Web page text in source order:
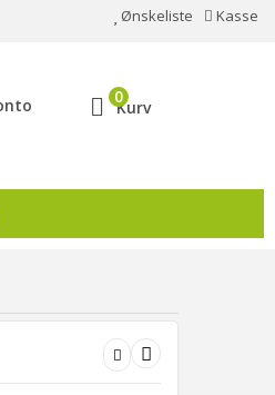
Ønskeliste Kasse
Kurv
0